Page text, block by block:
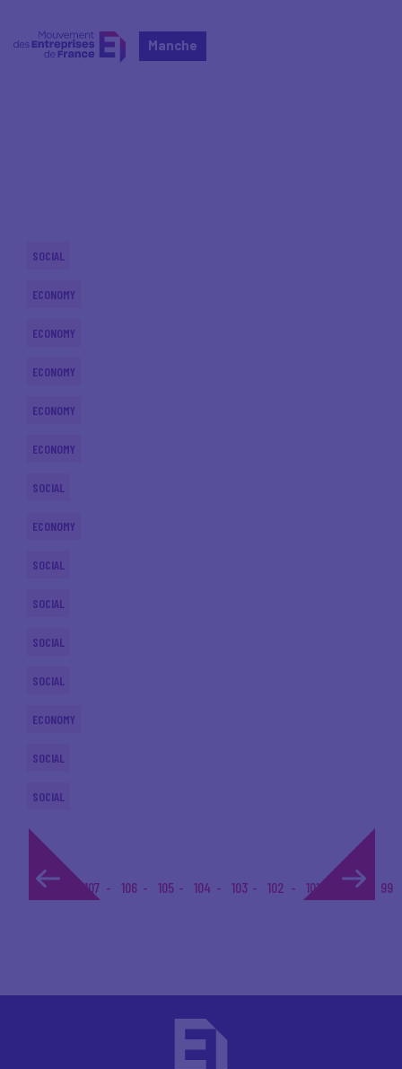
Manche
SOCIAL
ECONOMY
ECONOMY
ECONOMY
ECONOMY
ECONOMY
SOCIAL
ECONOMY
SOCIAL
SOCIAL
SOCIAL
SOCIAL
ECONOMY
SOCIAL
SOCIAL
1... 107 106 105 104 103 102 101 100 99